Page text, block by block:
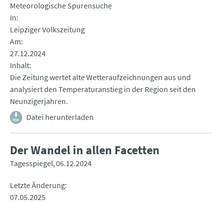
Meteorologische Spurensuche
In
Leipziger Volkszeitung
Am
27.12.2024
Inhalt
Die Zeitung wertet alte Wetteraufzeichnungen aus und
analysiert den Temperaturanstieg in der Region seit den
Neunzigerjahren.
Datei herunterladen
Der Wandel in allen Facetten
Tagesspiegel 06.12.2024
Letzte Änderung
07.05.2025